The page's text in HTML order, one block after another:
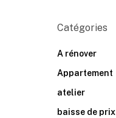
Catégories
A rénover
Appartement
atelier
baisse de prix